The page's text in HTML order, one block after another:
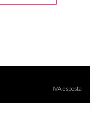
IVA esposta